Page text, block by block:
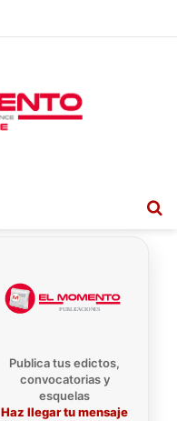
Publica tus edictos,
convocatorias y
esquelas
Haz llegar tu mensaje